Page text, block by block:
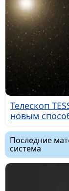
Телескоп
новым
Последние
система